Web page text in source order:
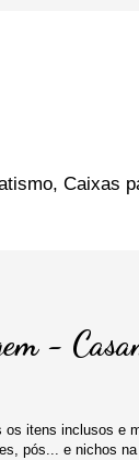
Caixas
-
os itens inclusos e
pós... e nichos